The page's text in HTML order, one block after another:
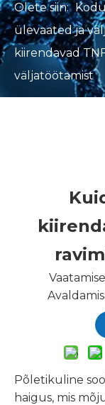
Olete siin:
ülevaated ja
kiirendavad
väljatöötamist
Põletikuline
haigus, mis